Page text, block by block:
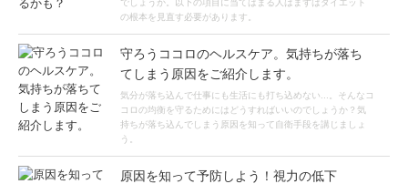
でしょうか。以下の項目に当てはまる人はまずはダイエット
の根本を見直す必要があります。
守ろうココロのヘルスケア。気持ちが落ち
てしまう原因をご紹介します。
気分が落ち込んで仕事にも生活にも打ち込めない...。そんなコ
コロの均衡を守るためにはどうすればいいのでしょうか？気
持ちが落ち込んでしまう原因を知って自衛手段を講じましょ
う。
原因を知って予防しよう！視力の低下